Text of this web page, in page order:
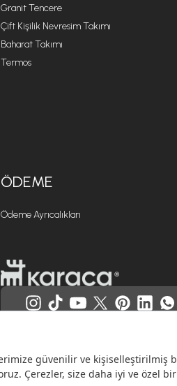
Granit Tencere
Çift Kişilik Nevresim Takımı
Baharat Takımı
Termos
ÖDEME
Ödeme Ayrıcalıkları